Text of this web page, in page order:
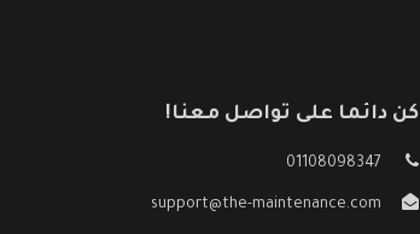
كن دائما على تواصل معنا!
01108098347
support@the-maintenance.com